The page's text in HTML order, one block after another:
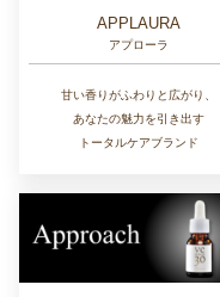
APPLAURA
アプローラ
甘い香りがふわりと広がり、
あなたの魅力を引き出す
トータルケアブランド